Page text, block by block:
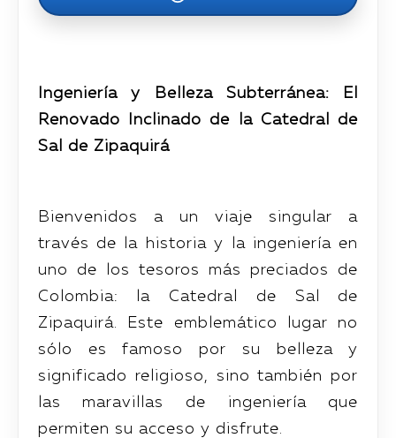
Ingeniería y Belleza Subterránea: El
Renovado Inclinado de la Catedral de
Sal de Zipaquirá
Bienvenidos a un viaje singular a
través de la historia y la ingeniería en
uno de los tesoros más preciados de
Colombia: la Catedral de Sal de
Zipaquirá. Este emblemático lugar no
sólo es famoso por su belleza y
significado religioso, sino también por
las maravillas de ingeniería que
permiten su acceso y disfrute.